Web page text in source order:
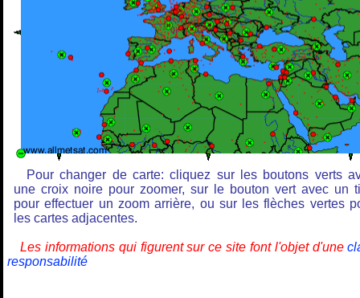
Pour changer de carte: cliquez sur les boutons verts
une croix noire pour zoomer, sur le bouton vert avec un
pour effectuer un zoom arrière, ou sur les flèches vertes
les cartes adjacentes.
Les informations qui figurent sur ce site font l'objet d'une
responsabilité